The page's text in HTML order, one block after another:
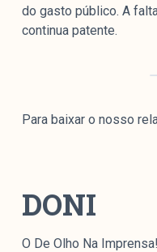
do gasto público. A
continua patente.
Para baixar o nosso
DONI
O De Olho Na